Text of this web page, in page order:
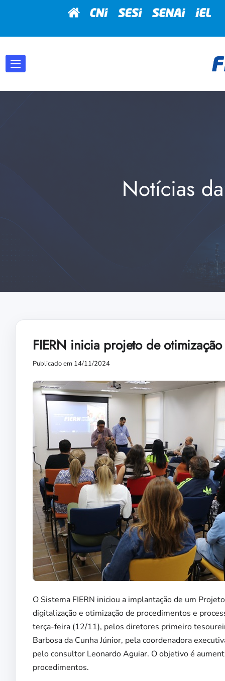
Notícias
FIERN inicia projeto de
Publicado em 14/11/2024
O Sistema FIERN iniciou a implantação de um
digitalização e otimização de procedimentos e
terça-feira (12/11), pelos diretores primeiro
Barbosa da Cunha Júnior, pela coordenadora
pelo consultor Leonardo Aguiar. O objetivo é
procedimentos.